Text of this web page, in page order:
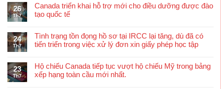
26
Th7
Canada triển khai hỗ trợ mới cho điều dưỡng được đào
tạo quốc tế
24
Th7
Tình trạng tồn đọng hồ sơ tại IRCC lại tăng, dù đã có
tiến triển trong việc xử lý đơn xin giấy phép học tập
23
Th7
Hộ chiếu Canada tiếp tục vượt hộ chiếu Mỹ trong bảng
xếp hạng toàn cầu mới nhất.